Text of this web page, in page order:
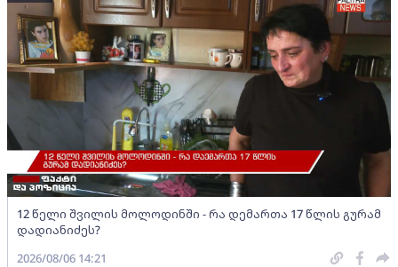
12 წელი შვილის მოლოდინში - რა დემართა 17 წლის გურამ
დადიანიძეს?
2026/08/06 14:21